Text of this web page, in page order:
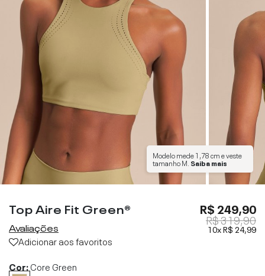
Modelo mede1,78 cme veste
tamanhoM Saiba mais
Top Aire Fit Green®
Avaliações
Adicionar aos favoritos
R$ 249,90
R$ 319,90
10xR$ 24,99
Cor:Core Green